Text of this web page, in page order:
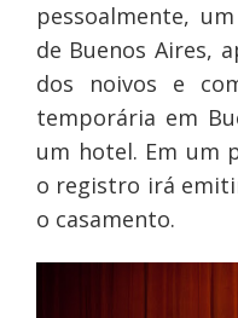
pessoalmente,
de Buenos Aires,
dos noivos e
temporária em
um hotel. Em um
o registro irá
o casamento.